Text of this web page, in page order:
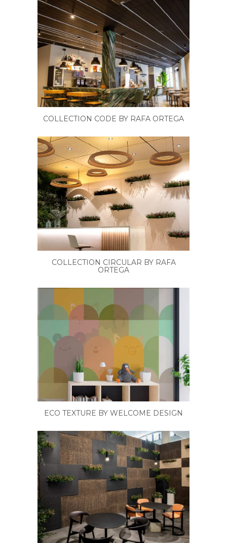
COLLECTION CODE BY RAFA ORTEGA
COLLECTION CIRCULAR BY RAFA
ORTEGA
ECO TEXTURE BY WELCOME DESIGN